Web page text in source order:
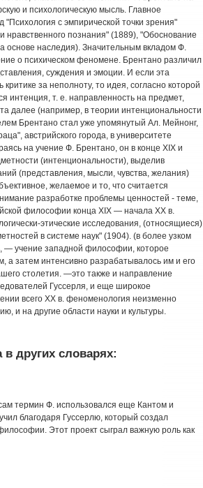
и психологическую мысль. Главное
с эмпирической точки зрения"
нравственного познания" (1889), "Обоснование
основе наследия). Значительным вкладом Ф.
о психическом феномене. Брентано различил
суждения и эмоции. И если эта
за неполноту, то идея, согласно которой
интенция, т. е. направленность на предмет,
далее (например, в теории интенциональности
Брентано стал уже упомянутый Ал. Мейнонг,
австрийского города, в университете
на учение Ф. Брентано, он в конце XIX и
(интенциональности), выделив
(представления, мысли, чувства, желания)
желаемое и то, что считается
разработке проблемы ценностей - теме,
философии конца XIX — начала XX в.
этические исследования, (относящиеся)
в системе наук" (1904). (в более узком
— учение западной философии, которое
а затем интенсивно разрабатывалось им и его
столетия. —это также и направление
Гуссерля, и еще широкое
всего XX в. феноменология неизменно
и на другие области науки и культуры.
других словарях:
термин Ф. использовался еще Кантом и
благодаря Гуссерлю, который создал
Этот проект сыграл важную роль как